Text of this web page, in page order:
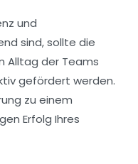
und
sind, sollte die
Alltag der Teams
gefördert werden.
zu einem
Erfolg Ihres